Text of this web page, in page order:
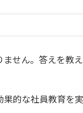
せん。答えを教
的な社員教育を実